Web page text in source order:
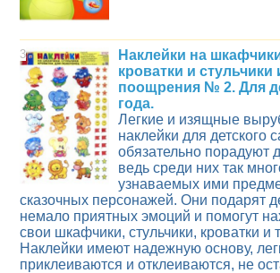
3
Наклейки на
кроватки и стульчики
поощрения № 2. Для
года.
Легкие и изящные
наклейки для детского
обязательно порадуют
ведь среди них так
узнаваемых ими
сказочных персонажей. Они подарят
немало приятных эмоций и помогут
свои шкафчики, стульчики, кроватки и
Наклейки имеют надежную основу,
приклеиваются и отклеиваются, не